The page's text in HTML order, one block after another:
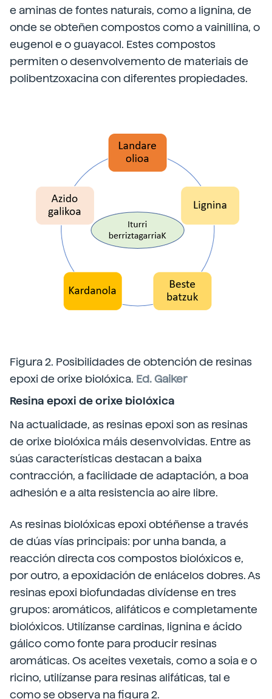
e aminas de fontes naturais, como a lignina, de
onde se obteñen compostos como a vainillina, o
eugenol e o guayacol. Estes compostos
permiten o desenvolvemento de materiais de
polibentzoxacina con diferentes propiedades.
Figura 2. Posibilidades de obtención de resinas
epoxi de orixe biolóxica. Ed. Gaiker
Resina epoxi de orixe biolóxica
Na actualidade, as resinas epoxi son as resinas
de orixe biolóxica máis desenvolvidas. Entre as
súas características destacan a baixa
contracción, a facilidade de adaptación, a boa
adhesión e a alta resistencia ao aire libre.
As resinas biolóxicas epoxi obtéñense a través
de dúas vías principais: por unha banda, a
reacción directa cos compostos biolóxicos e,
por outro, a epoxidación de enlácelos dobres. As
resinas epoxi biofundadas divídense en tres
grupos: aromáticos, alifáticos e completamente
biolóxicos. Utilízanse cardinas, lignina e ácido
gálico como fonte para producir resinas
aromáticas. Os aceites vexetais, como a soia e o
ricino, utilízanse para resinas alifáticas, tal e
como se observa na figura 2.